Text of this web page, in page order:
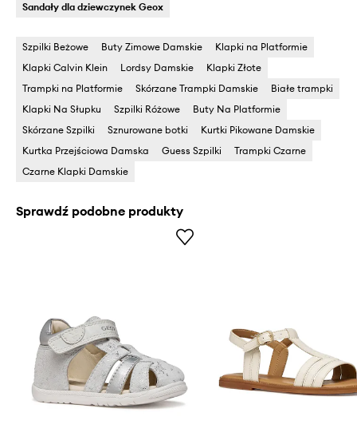
Sandały dla dziewczynek Geox
Szpilki Beżowe Buty Zimowe Damskie
Klapki na Platformie
Klapki Calvin Klein
Lordsy Damskie
Klapki Złote
Trampki na Platformie
Skórzane Trampki Damskie
Białe trampki
Klapki Na Słupku
Szpilki Różowe
Buty Na Platformie
Skórzane Szpilki
Sznurowane botki
Kurtki Pikowane Damskie
Kurtka Przejściowa Damska
Guess Szpilki
Trampki Czarne
Czarne Klapki Damskie
Sprawdź podobne produkty